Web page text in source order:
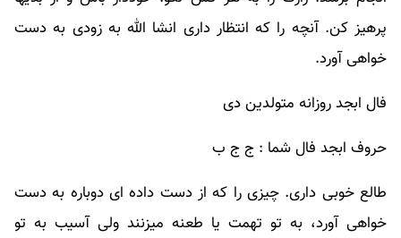
پرهیز کن. آنچه را که انتظار داری انشا الله به زودی به دست
خواهی آورد.
فال ابجد روزانه متولدین دی
حروف ابجد فال شما : ج ج ب
طالع خوبی داری. چیزی را که از دست داده ای دوباره به دست
خواهی آورد، به تو تهمت یا طعنه میزنند ولی آسیب به تو